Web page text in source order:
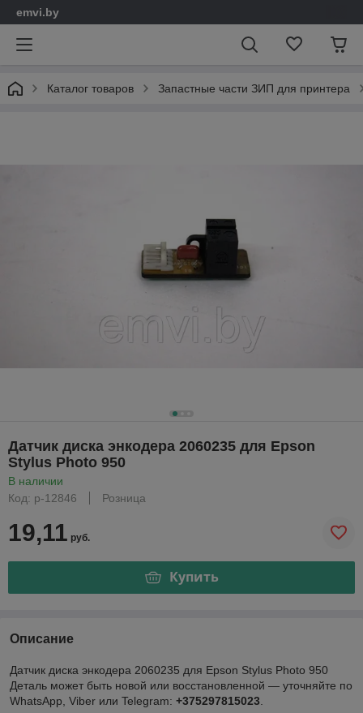
emvi.by
Каталог товаров Запастные части ЗИП для принтера
Датчик диска энкодера 2060235 для Epson
Stylus Photo 950
В наличии
Код: р-12846
Розница
19,11 руб.
Купить
Описание
Датчик диска энкодера 2060235 для Epson Stylus Photo 950
Деталь может быть новой или восстановленной — уточняйте по
WhatsApp, Viber или Telegram: +375297815023